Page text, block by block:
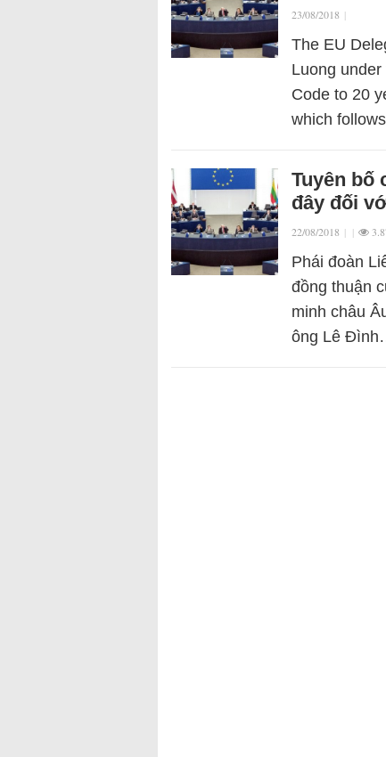
23/08/2018 |
The EU
Luong
Code to 20
which
Tuyên bố
đây đối
22/08/2018 | |
Phái đoàn
đồng thuận
minh châu
ông Lê